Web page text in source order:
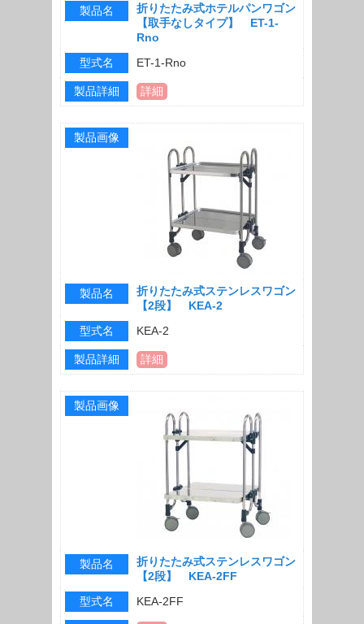
製品名
折りたたみ式ホテルパンワゴン
【取手なしタイプ】 ET-1-
Rno
型式名
ET-1-Rno
製品詳細 詳細
製品画像
製品名
折りたたみ式ステンレスワゴン
【2段】 KEA-2
型式名
KEA-2
製品詳細 詳細
製品画像
製品名
折りたたみ式ステンレスワゴン
【2段】 KEA-2FF
型式名
KEA-2FF